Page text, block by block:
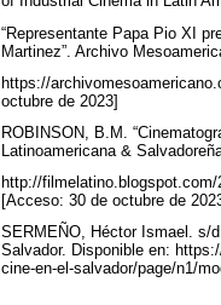
“Representante Papa Pio XI
Martinez”. Archivo
https://
octubre de 2023]
ROBINSON, B.M.
Latinoamericana &
http://
[Acceso: 30 de octubre de
SERMEÑO, Héctor Ismael. s/
Salvador. Disponible en:
cine-en-el-salvador/page/n1/